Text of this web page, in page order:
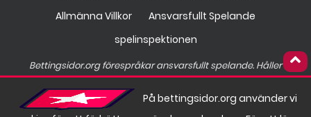
Allmänna Villkor
Ansvarsfullt Spelande
spelinspektionen
Bettingsidor.org förespråkar ansvarsfullt spelande. Håller
spelandet på att gå överstyr?
Hos finns hjälp att få.
På bettingsidor.org använder vi